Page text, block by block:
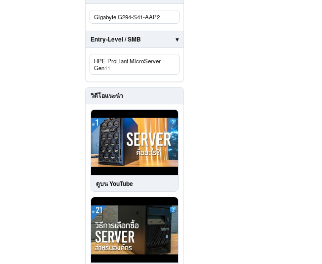
Gigabyte G294-S41-AAP2
Entry-Level / SMB
HPE ProLiant MicroServer
Gen11
วิดีโอแนะนำ
ดูบน YouTube